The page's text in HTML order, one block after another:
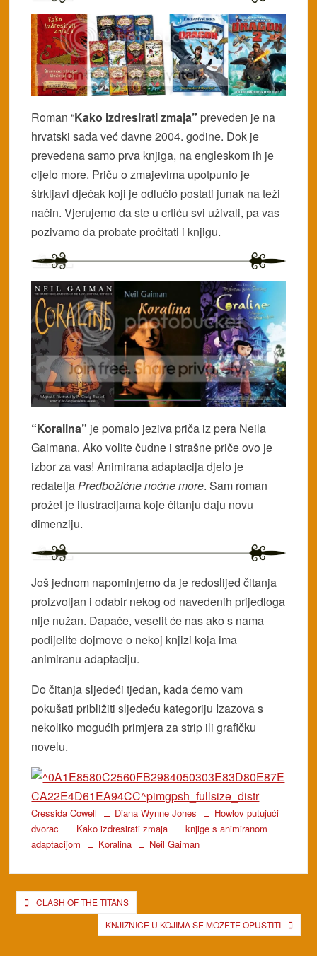
Roman “Kako izdresirati zmaja” preveden je na
hrvatski sada već davne 2004. godine. Dok je
prevedena samo prva knjiga, na engleskom ih je
cijelo more. Priču o zmajevima upotpunio je
štrkljavi dječak koji je odlučio postati junak na teži
način. Vjerujemo da ste u crtiću svi uživali, pa vas
pozivamo da probate pročitati i knjigu.
“Koralina” je pomalo jeziva priča iz pera Neila
Gaimana. Ako volite čudne i strašne priče ovo je
izbor za vas! Animirana adaptacija djelo je
redatelja Predbožićne noćne more. Sam roman
prožet je ilustracijama koje čitanju daju novu
dimenziju.
Još jednom napominjemo da je redoslijed čitanja
proizvoljan i odabir nekog od navedenih prijedloga
nije nužan. Dapače, veselit će nas ako s nama
podijelite dojmove o nekoj knjizi koja ima
animiranu adaptaciju.
Do čitanja sljedeći tjedan, kada ćemo vam
pokušati približiti sljedeću kategoriju Izazova s
nekoliko mogućih primjera za strip ili grafičku
novelu.
Cressida Cowell Diana Wynne Jones
Howlov putujući
dvorac
Kako izdresirati zmaja
knjige s animiranom
adaptacijom
Koralina Neil Gaiman
PostCLASH OF THE TITANS
KNJIŽNICE U KOJIMA SE MOŽETE OPUSTITI